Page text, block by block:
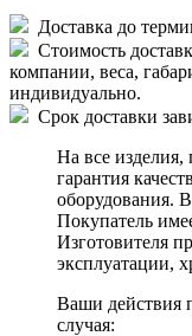
Доставка до
Стоимость
компании, веса,
индивидуально.
Срок доставки
На все изделия,
гарантия
оборудования.
Покупатель
Изготовителя
эксплуатации,
Ваши действия
случая: